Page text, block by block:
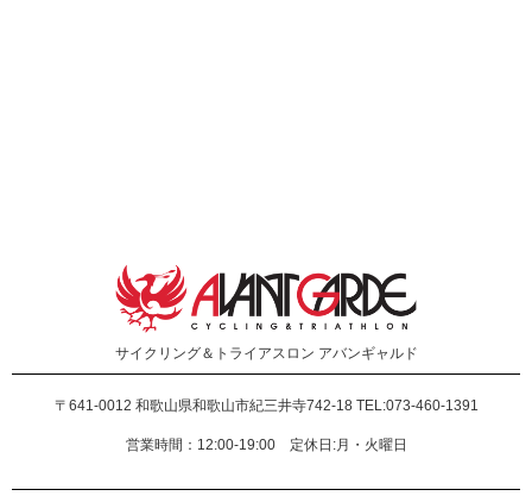
サイクリング＆トライアスロン アバンギャルド
〒641-0012 和歌山県和歌山市紀三井寺742-18 TEL:073-460-1391
営業時間：12:00-19:00 定休日:月・火曜日